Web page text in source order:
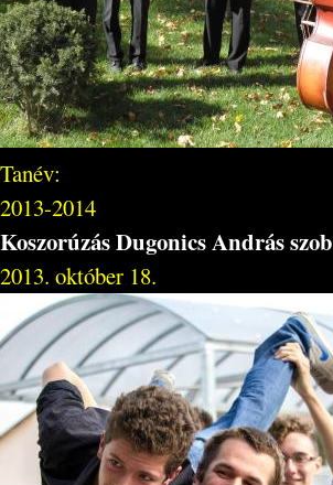
Tanév:
2013-2014
Koszorúzás Dugonics András
2013. október 18.